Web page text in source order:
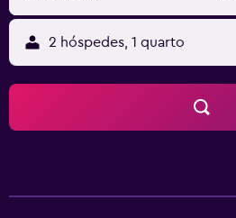
2 hóspedes, 1 quarto